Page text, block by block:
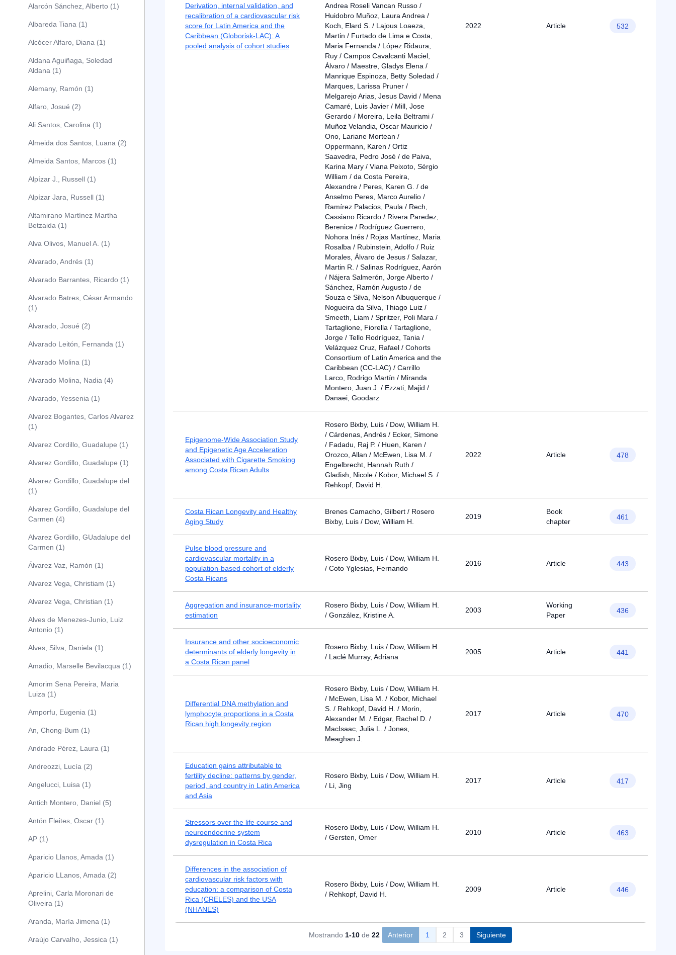
Alarcón Sánchez, Alberto (1)
Albareda Tiana (1)
Alcócer Alfaro, Diana (1)
Aldana Aguiñaga, Soledad
Aldana (1)
Alemany, Ramón (1)
Alfaro, Josué (2)
Ali Santos, Carolina (1)
Almeida dos Santos, Luana (2)
Almeida Santos, Marcos (1)
Alpízar J., Russell (1)
Alpízar Jara, Russell (1)
Altamirano Martínez Martha
Betzaida (1)
Alva Olivos, Manuel A. (1)
Alvarado, Andrés (1)
Alvarado Barrantes, Ricardo (1)
Alvarado Batres, César Armando
(1)
Alvarado, Josué (2)
Alvarado Leitón, Fernanda (1)
Alvarado Molina (1)
Alvarado Molina, Nadia (4)
Alvarado, Yessenia (1)
Alvarez Bogantes, Carlos Alvarez
(1)
Alvarez Cordillo, Guadalupe (1)
Alvarez Gordillo, Guadalupe (1)
Alvarez Gordillo, Guadalupe del
(1)
Alvarez Gordillo, Guadalupe del
Carmen (4)
Alvarez Gordillo, GUadalupe del
Carmen (1)
Álvarez Vaz, Ramón (1)
Alvarez Vega, Christiam (1)
Alvarez Vega, Christian (1)
Alves de Menezes-Junio, Luiz
Antonio (1)
Alves, Silva, Daniela (1)
Amadio, Marselle Bevilacqua (1)
Amorim Sena Pereira, Maria
Luiza (1)
Amporfu, Eugenia (1)
An, Chong-Bum (1)
Andrade Pérez, Laura (1)
Andreozzi, Lucía (2)
Angelucci, Luisa (1)
Antich Montero, Daniel (5)
Antón Fleites, Oscar (1)
AP (1)
Aparicio Llanos, Amada (1)
Aparicio LLanos, Amada (2)
Aprelini, Carla Moronari de
Oliveira (1)
Aranda, María Jimena (1)
Araújo Carvalho, Jessica (1)
Derivation, internal validation, and
recalibration of a cardiovascular risk
score for Latin America and the
Caribbean (Globorisk-LAC): A
pooled analysis of cohort studies
Andrea Roseli Vancan Russo /
Huidobro Muñoz, Laura Andrea /
Koch, Elard S. / Lajous Loaeza,
Martin / Furtado de Lima e Costa,
Maria Fernanda / López Ridaura,
Ruy / Campos Cavalcanti Maciel,
Álvaro / Maestre, Gladys Elena /
Manrique Espinoza, Betty Soledad /
Marques, Larissa Pruner /
Melgarejo Arias, Jesus David / Mena
Camaré, Luis Javier / Mill, Jose
Gerardo / Moreira, Leila Beltrami /
Muñoz Velandia, Oscar Mauricio /
Ono, Lariane Mortean /
Oppermann, Karen / Ortiz
Saavedra, Pedro José / de Paiva,
Karina Mary / Viana Peixoto, Sérgio
William / da Costa Pereira,
Alexandre / Peres, Karen G. / de
Anselmo Peres, Marco Aurelio /
Ramírez Palacios, Paula / Rech,
Cassiano Ricardo / Rivera Paredez,
Berenice / Rodríguez Guerrero,
Nohora Inés / Rojas Martínez, Maria
Rosalba / Rubinstein, Adolfo / Ruiz
Morales, Álvaro de Jesus / Salazar,
Martin R. / Salinas Rodríguez, Aarón
/ Nájera Salmerón, Jorge Alberto /
Sánchez, Ramón Augusto / de
Souza e Silva, Nelson Albuquerque /
Nogueira da Silva, Thiago Luiz /
Smeeth, Liam / Spritzer, Poli Mara /
Tartaglione, Fiorella / Tartaglione,
Jorge / Tello Rodríguez, Tania /
Velázquez Cruz, Rafael / Cohorts
Consortium of Latin America and the
Caribbean (CC-LAC) / Carrillo
Larco, Rodrigo Martín / Miranda
Montero, Juan J. / Ezzati, Majid /
Danaei, Goodarz
2022 Article 532
Epigenome-Wide Association Study
and Epigenetic Age Acceleration
Associated with Cigarette Smoking
among Costa Rican Adults
Rosero Bixby, Luis / Dow, William H.
/ Cárdenas, Andrés / Ecker, Simone
/ Fadadu, Raj P. / Huen, Karen /
Orozco, Allan / McEwen, Lisa M. /
Engelbrecht, Hannah Ruth /
Gladish, Nicole / Kobor, Michael S. /
Rehkopf, David H.
2022 Article 478
Costa Rican Longevity and Healthy
Aging Study
Brenes Camacho, Gilbert / Rosero
Bixby, Luis / Dow, William H.
2019
Book
chapter
461
Pulse blood pressure and
cardiovascular mortality in a
population-based cohort of elderly
Costa Ricans
Rosero Bixby, Luis / Dow, William H.
/ Coto Yglesias, Fernando
2016 Article 443
Aggregation and insurance-mortality
estimation
Rosero Bixby, Luis / Dow, William H.
/ González, Kristine A.
2003
Working
Paper
436
Insurance and other socioeconomic
determinants of elderly longevity in
a Costa Rican panel
Rosero Bixby, Luis / Dow, William H.
/ Laclé Murray, Adriana
2005 Article 441
Differential DNA methylation and
lymphocyte proportions in a Costa
Rican high longevity region
Rosero Bixby, Luis / Dow, William H.
/ McEwen, Lisa M. / Kobor, Michael
S. / Rehkopf, David H. / Morin,
Alexander M. / Edgar, Rachel D. /
MacIsaac, Julia L. / Jones,
Meaghan J.
2017 Article 470
Education gains attributable to
fertility decline: patterns by gender,
period, and country in Latin America
and Asia
Rosero Bixby, Luis / Dow, William H.
/ Li, Jing
2017 Article 417
Stressors over the life course and
neuroendocrine system
dysregulation in Costa Rica
Rosero Bixby, Luis / Dow, William H.
/ Gersten, Omer
2010 Article 463
Differences in the association of
cardiovascular risk factors with
education: a comparison of Costa
Rica (CRELES) and the USA
(NHANES)
Rosero Bixby, Luis / Dow, William H.
/ Rehkopf, David H.
2009 Article 446
Mostrando 1-10 de 22 Anterior 1 2 3 Siguiente